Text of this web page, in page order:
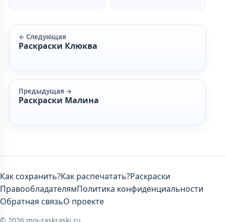
← Следующая
Раскраски Клюква
Предыдущая →
Раскраски Малина
Как сохранить?Как распечатать?Раскраски
ПравообладателямПолитика конфиденциальности
Обратная связьО проекте